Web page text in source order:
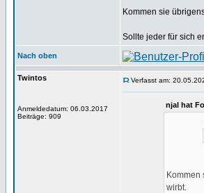
Kommen sie
Sollte jeder für sich
Nach oben
Twintos
Anmeldedatum: 06.03.2017
Beiträge: 909
Verfasst am:
njal hat
Kommen
wirbt.